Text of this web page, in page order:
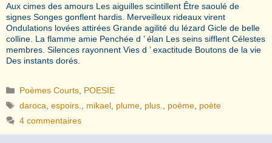
Aux cimes des amours Les aiguilles scintillent Être saoulé de
signes Songes gonflent hardis. Merveilleux rideaux virent
Ondulations lovées attirées Grande agilité du lézard Gicle de belle
colline. La flamme amie Penchée d ’ élan Les seins sifflent Célestes
membres. Silences rayonnent Vies d ’ exactitude Boutons de la vie
Des instants dorés.
Catégories
Poèmes Courts POESIE
Étiquettes
daroca ,espoirs. mikael plume plus. poème poète
4 commentaires